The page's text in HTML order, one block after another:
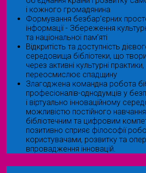
і кожного громадянина
Формування безбар’єрних
інформації - Збереження
та національної пам’яті
Відкритість та доступність
середовища бібліотеки, що
через активні культурні практики,
переосмислює спадщину
Злагоджена командна робота
професіоналів-однодумців у
і віртуально інноваційному
можливістю постійного
бібліотечним та цифровим
позитивно сприяє філософії
користувачами, розвитку та
впровадження інновацій.